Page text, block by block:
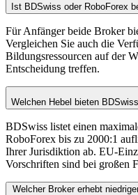
Ist BDSwiss oder RoboForex
Für Anfänger beide Broker
Vergleichen Sie auch die
Bildungsressourcen auf der
Entscheidung treffen.
Welchen Hebel bieten
BDSwiss listet einen
RoboForex bis zu 2000:1
Ihrer Jurisdiktion ab. EU-
Vorschriften sind bei großen
Welcher Broker erhebt